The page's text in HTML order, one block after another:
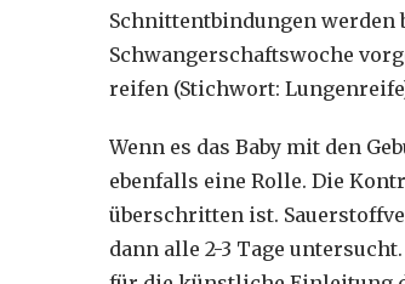
Schnittentbindungen werden
Schwangerschaftswoche
reifen (Stichwort:
Wenn es das Baby mit den
ebenfalls eine Rolle. Die
überschritten ist.
dann alle 2-3 Tage